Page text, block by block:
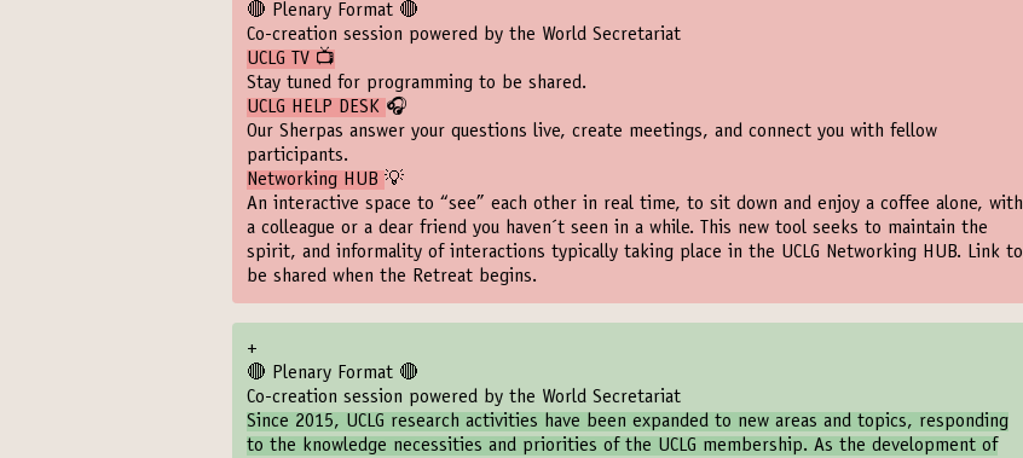
🔴 Plenary Format 🔴
Co-creation session powered by the World Secretariat
UCLG TV 📺
Stay tuned for programming to be shared.
UCLG HELP DESK 🎧
Our Sherpas answer your questions live, create meetings, and connect you with fellow
participants.
Networking HUB 💡
An interactive space to “see” each other in real time, to sit down and enjoy a coffee alone, with
a colleague or a dear friend you haven´t seen in a while. This new tool seeks to maintain the
spirit, and informality of interactions typically taking place in the UCLG Networking HUB. Link to
be shared when the Retreat begins.
+
🔴 Plenary Format 🔴
Co-creation session powered by the World Secretariat
Since 2015, UCLG research activities have been expanded to new areas and topics, responding
to the knowledge necessities and priorities of the UCLG membership. As the development of